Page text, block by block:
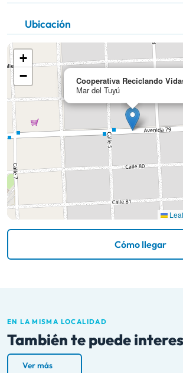
Ubicación
Cooperativa Reciclando
Mar del Tuyú
+
−
Cómo llegar
EN LA MISMA LOCALIDAD
También te puede
Ver más